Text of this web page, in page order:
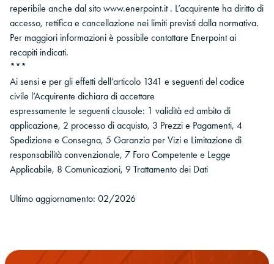
reperibile anche dal sito www.enerpoint.it. L’acquirente ha diritto di
accesso, rettifica e cancellazione nei limiti previsti dalla normativa.
Per maggiori informazioni è possibile contattare Enerpoint ai
recapiti indicati.
***
Ai sensi e per gli effetti dell’articolo 1341 e seguenti del codice
civile l’Acquirente dichiara di accettare
espressamente le seguenti clausole: 1 validità ed ambito di
applicazione, 2 processo di acquisto, 3 Prezzi e Pagamenti, 4
Spedizione e Consegna, 5 Garanzia per Vizi e Limitazione di
responsabilità convenzionale, 7 Foro Competente e Legge
Applicabile, 8 Comunicazioni, 9 Trattamento dei Dati
Ultimo aggiornamento: 02/2026